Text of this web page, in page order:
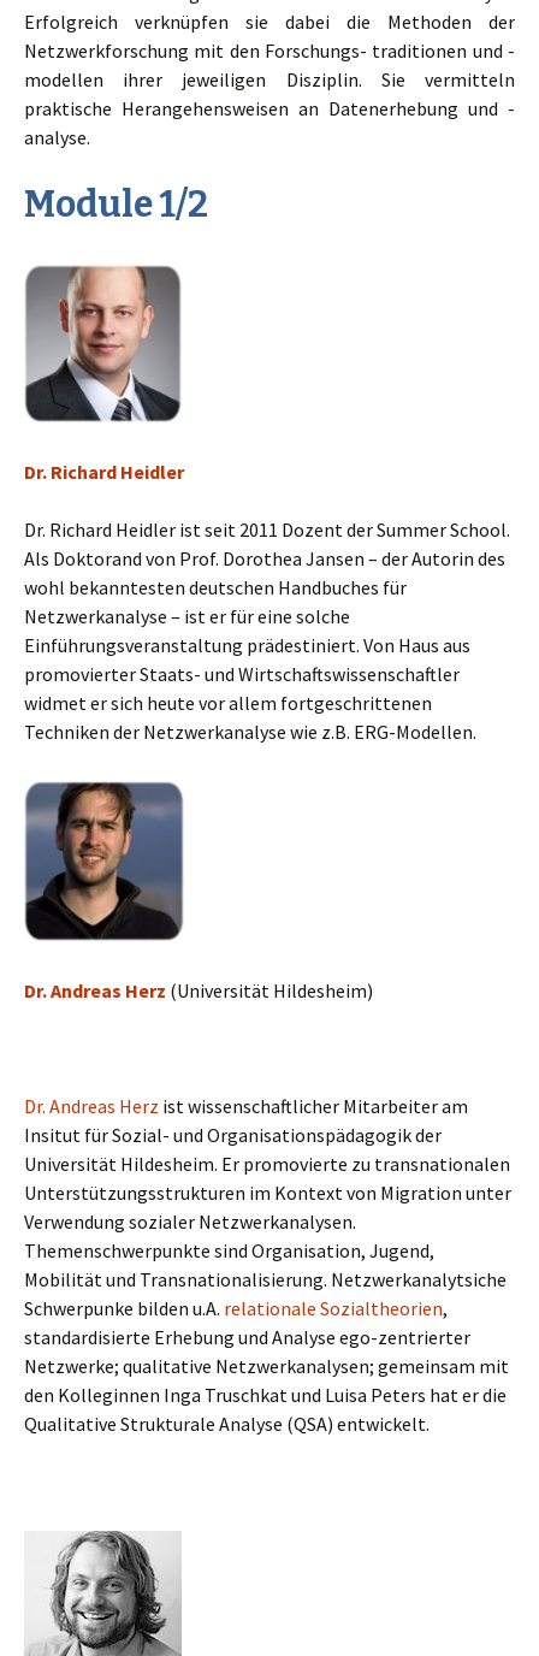
Erfolgreich verknüpfen sie dabei die Methoden der
Netzwerkforschung mit den Forschungs- traditionen und -
modellen ihrer jeweiligen Disziplin. Sie vermitteln
praktische Herangehensweisen an Datenerhebung und -
analyse.
Module 1/2
Dr. Richard Heidler
Dr. Richard Heidler ist seit 2011 Dozent der Summer School.
Als Doktorand von Prof. Dorothea Jansen – der Autorin des
wohl bekanntesten deutschen Handbuches für
Netzwerkanalyse – ist er für eine solche
Einführungsveranstaltung prädestiniert. Von Haus aus
promovierter Staats- und Wirtschaftswissenschaftler
widmet er sich heute vor allem fortgeschrittenen
Techniken der Netzwerkanalyse wie z.B. ERG-Modellen.
Dr. Andreas Herz (Universität Hildesheim)
Dr. Andreas Herz ist wissenschaftlicher Mitarbeiter am
Insitut für Sozial- und Organisationspädagogik der
Universität Hildesheim. Er promovierte zu transnationalen
Unterstützungsstrukturen im Kontext von Migration unter
Verwendung sozialer Netzwerkanalysen.
Themenschwerpunkte sind Organisation, Jugend,
Mobilität und Transnationalisierung. Netzwerkanalytsiche
Schwerpunke bilden u.A. relationale Sozialtheorien,
standardisierte Erhebung und Analyse ego-zentrierter
Netzwerke; qualitative Netzwerkanalysen; gemeinsam mit
den Kolleginnen Inga Truschkat und Luisa Peters hat er die
Qualitative Strukturale Analyse (QSA) entwickelt.